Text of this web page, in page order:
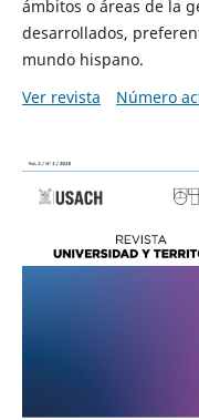
ámbitos o áreas de la
desarrollados,
mundo hispano.
Ver revista
Número